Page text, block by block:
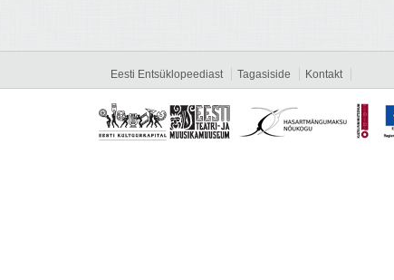
Eesti Entsüklopeediast Tagasiside Kontakt